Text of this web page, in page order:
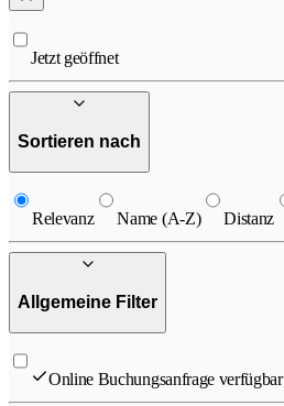
Jetzt geöffnet
Sortieren nach
Relevanz Name (A-Z) Distanz
Allgemeine Filter
Online Buchungsanfrage verfügbar